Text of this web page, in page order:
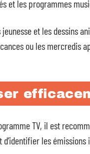
et les programmes
et les dessins
ou les mercredis
TV, il est
d’identifier les